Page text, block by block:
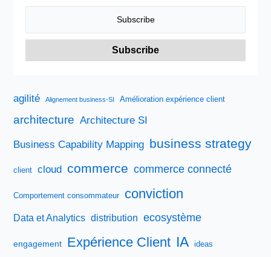
agilité Alignement business-SI Amélioration expérience client
architecture Architecture SI
Business Capability Mapping business strategy
client cloud commerce commerce connecté
Comportement consommateur conviction
Data et Analytics distribution ecosystème
engagement Expérience Client IA ideas